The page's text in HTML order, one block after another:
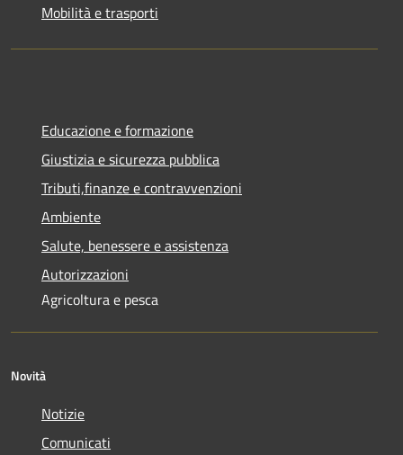
Mobilità e trasporti
Educazione e formazione
Giustizia e sicurezza pubblica
Tributi,finanze e contravvenzioni
Ambiente
Salute, benessere e assistenza
Autorizzazioni
Agricoltura e pesca
Novità
Notizie
Comunicati